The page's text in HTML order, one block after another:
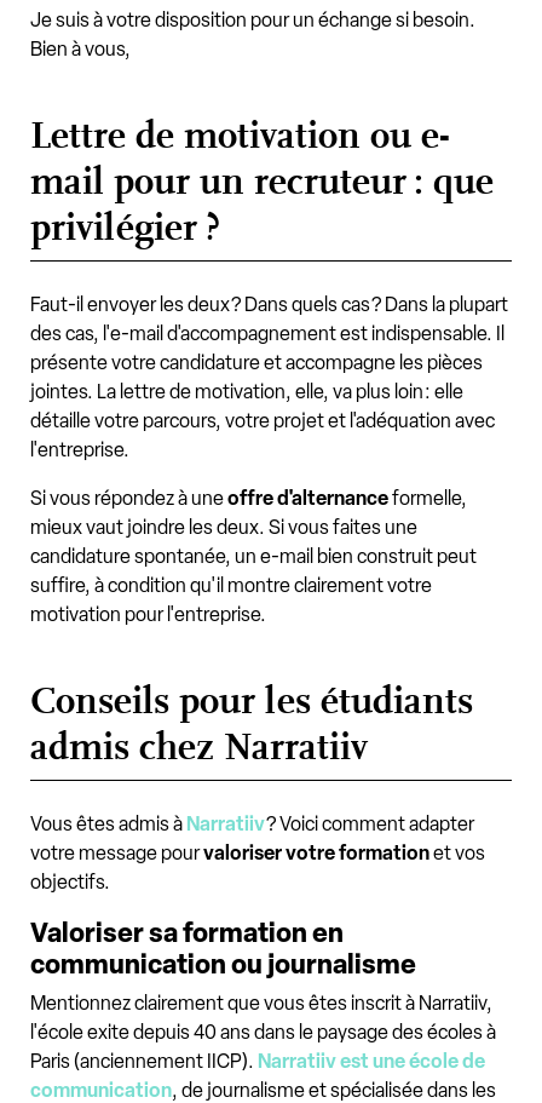
Je suis à votre disposition pour un échange si besoin.
Bien à vous,
Lettre de motivation ou e-
mail pour un recruteur : que
privilégier ?
Faut-il envoyer les deux ? Dans quels cas ? Dans la plupart
des cas, l'e-mail d'accompagnement est indispensable. Il
présente votre candidature et accompagne les pièces
jointes. La lettre de motivation, elle, va plus loin : elle
détaille votre parcours, votre projet et l'adéquation avec
l'entreprise.
Si vous répondez à uneoffre d'alternanceformelle,
mieux vaut joindre les deux. Si vous faites une
candidature spontanée, un e-mail bien construit peut
suffire, à condition qu'il montre clairement votre
motivation pour l'entreprise.
Conseils pour les étudiants
admis chez Narratiiv
Vous êtes admis à Narratiiv? Voici comment adapter
votre message pourvaloriser votre formationet vos
objectifs.
Valoriser sa formation en
communication ou journalisme
Mentionnez clairement que vous êtes inscrit à Narratiiv,
l'école exite depuis 40 ans dans le paysage des écoles à
Paris (anciennement IICP). Narratiiv est une école de
communication, de journalisme et spécialisée dans les